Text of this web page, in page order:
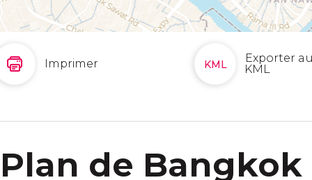
Imprimer
Exporter
KML
Plan de Bangkok